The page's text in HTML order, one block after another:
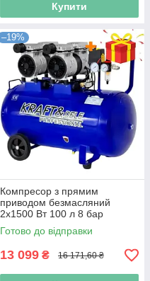
Купити
–19%
Компресор з прямим
приводом безмасляний
2х1500 Вт 100 л 8 бар
Kraft&Dele KD4053
компресор поршневий
Готово до відправки
13 099 ₴ 16 171,60 ₴